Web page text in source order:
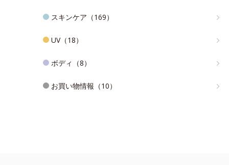
スキンケア（169）
UV（18）
ボディ（8）
お買い物情報（10）